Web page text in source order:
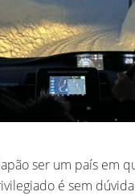
ser um país em
é sem